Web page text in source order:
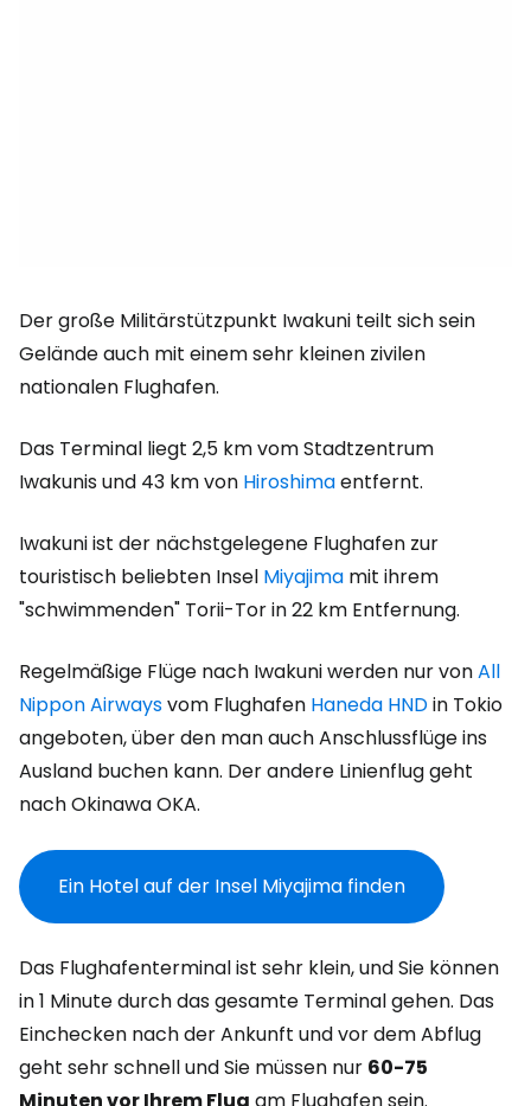
Der große Militärstützpunkt Iwakuni teilt sich sein
Gelände auch mit einem sehr kleinen zivilen
nationalen Flughafen.
Das Terminal liegt 2,5 km vom Stadtzentrum
Iwakunis und 43 km von Hiroshimaentfernt.
Iwakuni ist der nächstgelegene Flughafen zur
touristisch beliebten Insel Miyajima mit ihrem
"schwimmenden" Torii-Tor in 22 km Entfernung.
Regelmäßige Flüge nach Iwakuni werden nur vonAll
Nippon Airwaysvom Flughafen Haneda HNDin Tokio
angeboten, über den man auch Anschlussflüge ins
Ausland buchen kann. Der andere Linienflug geht
nach Okinawa OKA.
Ein Hotel auf der Insel Miyajima finden
Das Flughafenterminal ist sehr klein, und Sie können
in 1 Minute durch das gesamte Terminal gehen. Das
Einchecken nach der Ankunft und vor dem Abflug
geht sehr schnell und Sie müssen nur 60-75